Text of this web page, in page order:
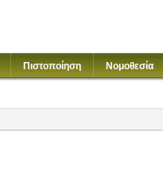
Πιστοποίηση Νομοθεσία